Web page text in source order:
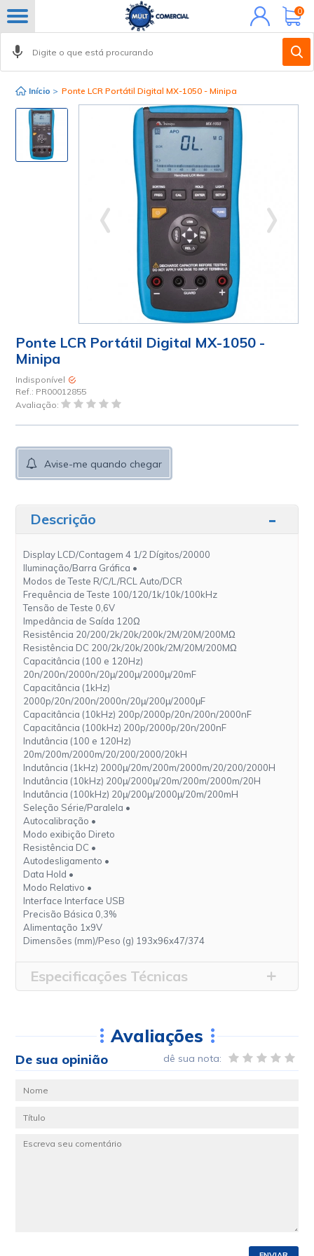
Minha
conta
0
Início > Ponte LCR Portátil Digital MX-1050 - Minipa
Ponte LCR Portátil Digital MX-1050 -
Minipa
Indisponível
Ref.: PR00012855
Avaliação:
Avise-me quando chegar
Descrição
Display LCD/Contagem 4 1/2 Dígitos/20000
Iluminação/Barra Gráfica •
Modos de Teste R/C/L/RCL Auto/DCR
Frequência de Teste 100/120/1k/10k/100kHz
Tensão de Teste 0,6V
Impedância de Saída 120Ω
Resistência 20/200/2k/20k/200k/2M/20M/200MΩ
Resistência DC 200/2k/20k/200k/2M/20M/200MΩ
Capacitância (100 e 120Hz)
20n/200n/2000n/20μ/200μ/2000μ/20mF
Capacitância (1kHz)
2000p/20n/200n/2000n/20μ/200μ/2000μF
Capacitância (10kHz) 200p/2000p/20n/200n/2000nF
Capacitância (100kHz) 200p/2000p/20n/200nF
Indutância (100 e 120Hz)
20m/200m/2000m/20/200/2000/20kH
Indutância (1kHz) 2000μ/20m/200m/2000m/20/200/2000H
Indutância (10kHz) 200μ/2000μ/20m/200m/2000m/20H
Indutância (100kHz) 20μ/200μ/2000μ/20m/200mH
Seleção Série/Paralela •
Autocalibração •
Modo exibição Direto
Resistência DC •
Autodesligamento •
Data Hold •
Modo Relativo •
Interface Interface USB
Precisão Básica 0,3%
Alimentação 1x9V
Dimensões (mm)/Peso (g) 193x96x47/374
Especificações Técnicas
Avaliações
De sua opinião dê sua nota: